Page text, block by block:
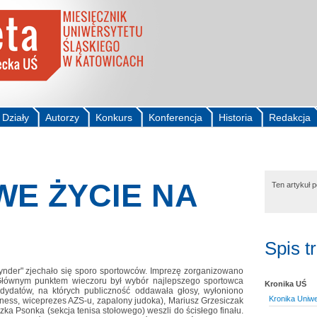
Redakcja
Historia
Konferencja
Konkurs
Autorzy
Działy
ŻYCIE NA
zjechało się sporo sportowców. Imprezę zorganizowano
punktem wieczoru był wybór najlepszego sportowca
na których publiczność oddawała głosy, wyłoniono
wiceprezes AZS-u, zapalony judoka), Mariusz Grzesiczak
Psonka (sekcja tenisa stołowego) weszli do ścisłego finału.
Ten artykuł
Spis
Kronika UŚ
Kronika